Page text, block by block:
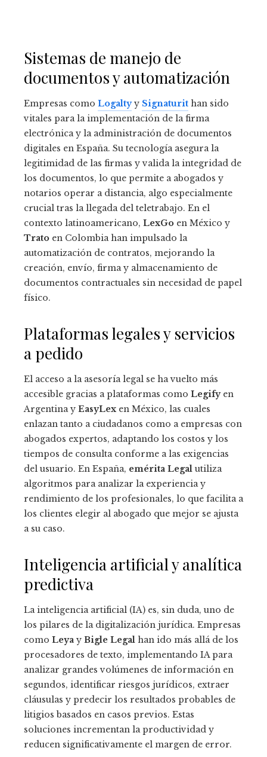
Sistemas de manejo de
documentos y automatización
Empresas como Logaltyy Signaturit han sido
vitales para la implementación de la firma
electrónica y la administración de documentos
digitales en España. Su tecnología asegura la
legitimidad de las firmas y valida la integridad de
los documentos, lo que permite a abogados y
notarios operar a distancia, algo especialmente
crucial tras la llegada del teletrabajo. En el
contexto latinoamericano, LexGo en México y
Trato en Colombia han impulsado la
automatización de contratos, mejorando la
creación, envío, firma y almacenamiento de
documentos contractuales sin necesidad de papel
físico.
Plataformas legales y servicios
a pedido
El acceso a la asesoría legal se ha vuelto más
accesible gracias a plataformas como Legifyen
Argentina y EasyLex en México, las cuales
enlazan tanto a ciudadanos como a empresas con
abogados expertos, adaptando los costos y los
tiempos de consulta conforme a las exigencias
del usuario. En España, emérita Legal utiliza
algoritmos para analizar la experiencia y
rendimiento de los profesionales, lo que facilita a
los clientes elegir al abogado que mejor se ajusta
a su caso.
Inteligencia artificial y analítica
predictiva
La inteligencia artificial (IA) es, sin duda, uno de
los pilares de la digitalización jurídica. Empresas
como Leya y Bigle Legal han ido más allá de los
procesadores de texto, implementando IA para
analizar grandes volúmenes de información en
segundos, identificar riesgos jurídicos, extraer
cláusulas y predecir los resultados probables de
litigios basados en casos previos. Estas
soluciones incrementan la productividad y
reducen significativamente el margen de error.